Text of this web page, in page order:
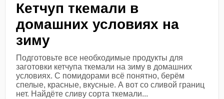
Кетчуп ткемали в
домашних условиях на
зиму
Подготовьте все необходимые продукты для
заготовки кетчупа ткемали на зиму в домашних
условиях. С помидорами всё понятно, берём
спелые, красные, вкусные. А вот со сливой границ
нет. Найдёте сливу сорта ткемали...